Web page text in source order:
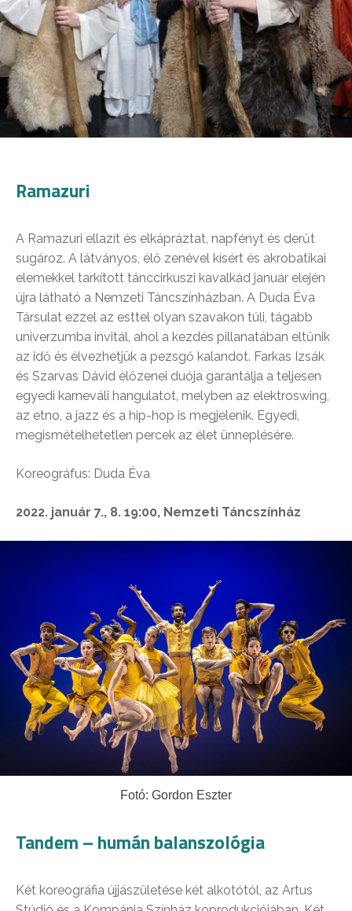
Ramazuri
A Ramazuri ellazít és elkápráztat, napfényt és derűt
sugároz. A látványos, élő zenével kísért és akrobatikai
elemekkel tarkított tánccirkuszi kavalkád január elején
újra látható a Nemzeti Táncszínházban. A Duda Éva
Társulat ezzel az esttel olyan szavakon túli, tágabb
univerzumba invitál, ahol a kezdés pillanatában eltűnik
az idő és élvezhetjük a pezsgő kalandot. Farkas Izsák
és Szarvas Dávid élőzenei duója garantálja a teljesen
egyedi karneváli hangulatot, melyben az elektroswing,
az etno, a jazz és a hip-hop is megjelenik. Egyedi,
megismételhetetlen percek az élet ünneplésére.
Koreográfus: Duda Éva
2022. január 7., 8. 19:00, Nemzeti Táncszínház
Fotó: Gordon Eszter
Tandem – humán balanszológia
Két koreográfia újjászületése két alkotótól, az Artus